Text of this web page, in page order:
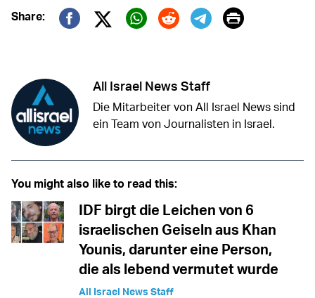
Share:
Twitter (X)
Print
All Israel News Staff
Die Mitarbeiter von All Israel News sind
ein Team von Journalisten in Israel.
You might also like to read this:
IDF birgt die Leichen von 6
israelischen Geiseln aus Khan
Younis, darunter eine Person,
die als lebend vermutet wurde
All Israel News Staff